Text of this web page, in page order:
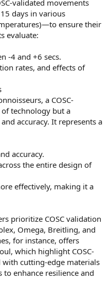
validated movements
days in various
ensure their
evaluate:
-4 and +6 secs.
rates, and effects of
a COSC-
technology but a
accuracy. It represents a
accuracy.
the entire design of
effectively, making it a
prioritize COSC validation
Omega, Breitling, and
for instance, offers
which highlight COSC-
cutting-edge materials
to enhance resilience and